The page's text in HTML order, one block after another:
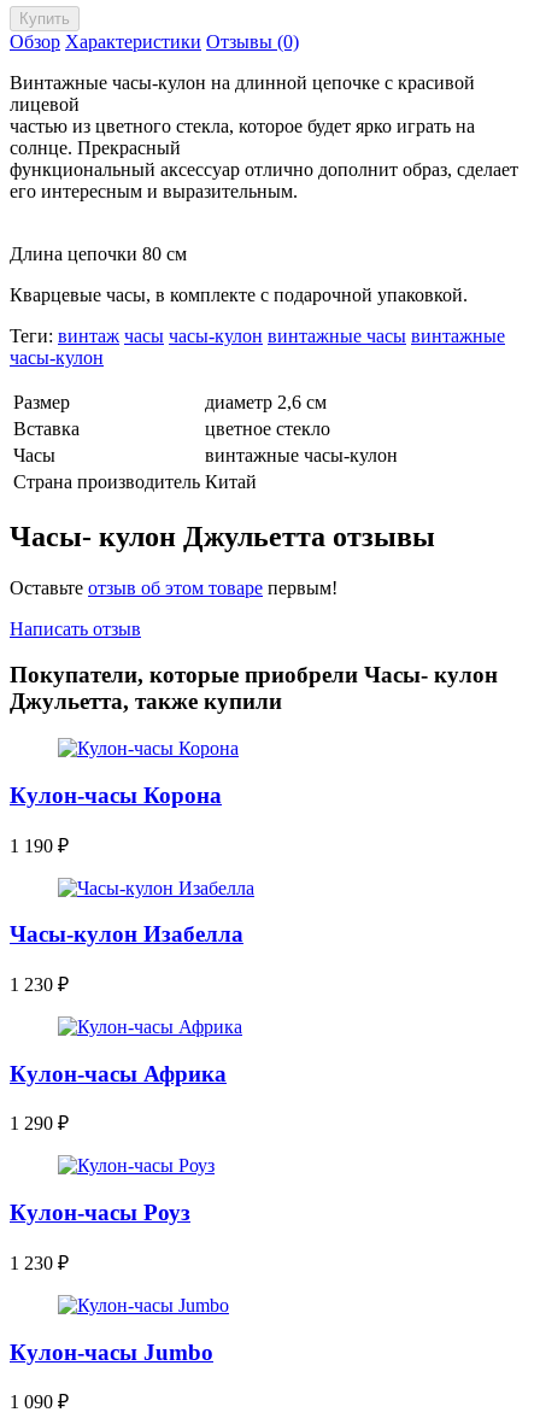
Обзор Характеристики Отзывы (0)
Винтажные часы-кулон на длинной цепочке с красивой
лицевой
частью из цветного стекла, которое будет ярко играть на
солнце. Прекрасный
функциональный аксессуар отлично дополнит образ, сделает
его интересным и выразительным.
Длина цепочки 80 см
Кварцевые часы, в комплекте с подарочной упаковкой.
Теги: винтаж часы часы-кулон винтажные часы винтажные
часы-кулон
Размер
диаметр 2,6 см
Вставка
цветное стекло
Часы
винтажные часы-кулон
Страна производитель Китай
Часы- кулон Джульетта отзывы
Оставьте отзыв об этом товаре первым!
Написать отзыв
Покупатели, которые приобрели Часы- кулон
Джульетта, также купили
Кулон-часы Корона
1 190 ₽
Часы-кулон Изабелла
1 230 ₽
Кулон-часы Африка
1 290 ₽
Кулон-часы Роуз
1 230 ₽
Кулон-часы Jumbo
1 090 ₽